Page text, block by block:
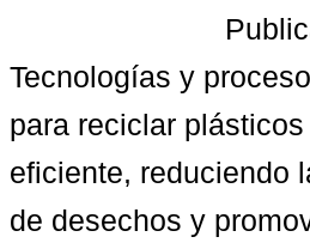
Tecnologías y
para reciclar
eficiente, reduciendo
de desechos y